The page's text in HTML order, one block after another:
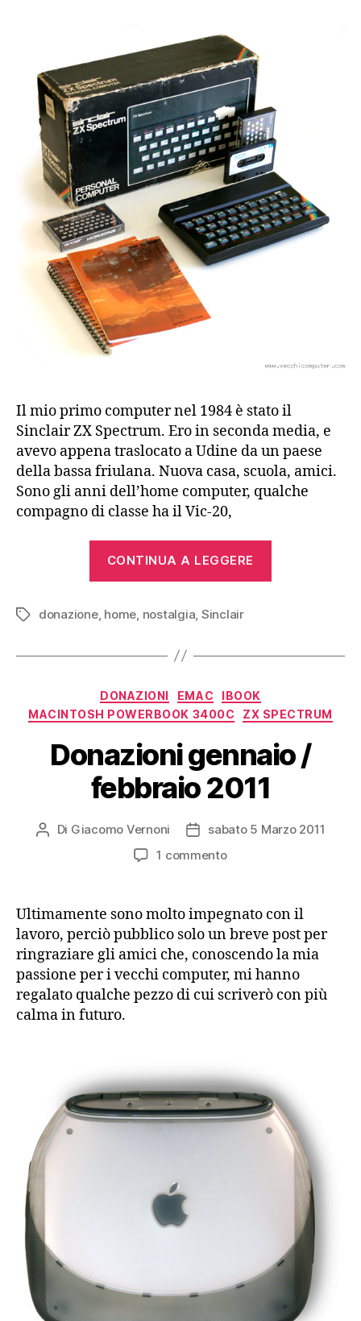
Il mio primo computer nel 1984 è stato il
Sinclair ZX Spectrum. Ero in seconda media, e
avevo appena traslocato a Udine da un paese
della bassa friulana. Nuova casa, scuola, amici.
Sono gli anni dell’home computer, qualche
compagno di classe ha il Vic-20,
CONTINUA A LEGGERE
Tag donazione, home nostalgia Sinclair
Categorie
DONAZIONI EMAC
IBOOK
MACINTOSH POWERBOOK 3400C
ZX SPECTRUM
Donazioni gennaio /
febbraio 2011
Autore
Di Giacomo Vernoni
Datasabato 5 Marzo 2011
1 commentosu
febbraio
2011
Ultimamente sono molto impegnato con il
lavoro, perciò pubblico solo un breve post per
ringraziare gli amici che, conoscendo la mia
passione per i vecchi computer, mi hanno
regalato qualche pezzo di cui scriverò con più
calma in futuro.